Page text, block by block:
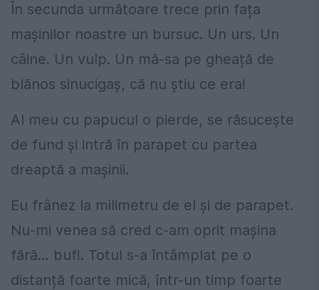
În secunda următoare trece prin fața
mașinilor noastre un bursuc. Un urs. Un
câine. Un vulp. Un mă-sa pe gheață de
blănos sinucigaș, că nu știu ce era!
Al meu cu papucul o pierde, se răsucește
de fund și intră în parapet cu partea
dreaptă a mașinii.
Eu frânez la milimetru de el și de parapet.
Nu-mi venea să cred c-am oprit mașina
fără… buf!. Totul s-a întâmplat pe o
distanță foarte mică, într-un timp foarte